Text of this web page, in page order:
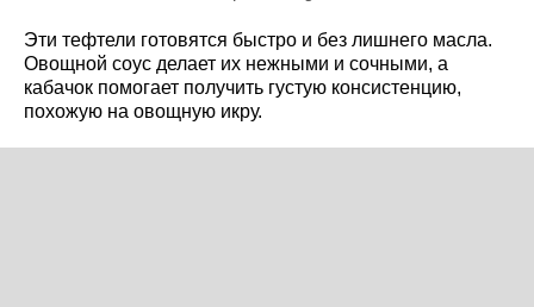
Эти тефтели готовятся быстро и без лишнего масла.
Овощной соус делает их нежными и сочными, а
кабачок помогает получить густую консистенцию,
похожую на овощную икру.